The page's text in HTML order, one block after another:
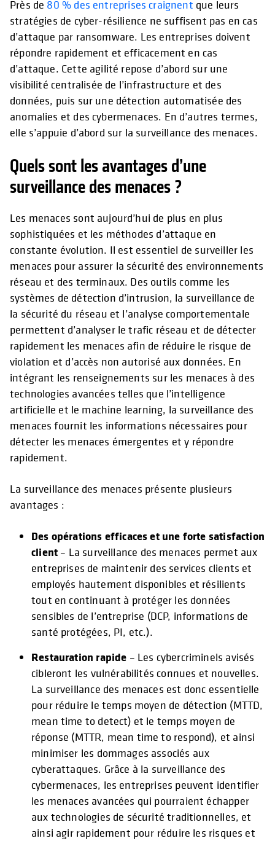
Près de 80 % des entreprises craignent que leurs
stratégies de cyber-résilience ne suffisent pas en cas
d’attaque par ransomware. Les entreprises doivent
répondre rapidement et efficacement en cas
d’attaque. Cette agilité repose d’abord sur une
visibilité centralisée de l’infrastructure et des
données, puis sur une détection automatisée des
anomalies et des cybermenaces. En d’autres termes,
elle s’appuie d’abord sur la surveillance des menaces.
Quels sont les avantages d’une
surveillance des menaces ?
Les menaces sont aujourd’hui de plus en plus
sophistiquées et les méthodes d’attaque en
constante évolution. Il est essentiel de surveiller les
menaces pour assurer la sécurité des environnements
réseau et des terminaux. Des outils comme les
systèmes de détection d’intrusion, la surveillance de
la sécurité du réseau et l’analyse comportementale
permettent d’analyser le trafic réseau et de détecter
rapidement les menaces afin de réduire le risque de
violation et d’accès non autorisé aux données. En
intégrant les renseignements sur les menaces à des
technologies avancées telles que l’intelligence
artificielle et le machine learning, la surveillance des
menaces fournit les informations nécessaires pour
détecter les menaces émergentes et y répondre
rapidement.
La surveillance des menaces présente plusieurs
avantages :
Des opérations efficaces et une forte satisfaction
client – La surveillance des menaces permet aux
entreprises de maintenir des services clients et
employés hautement disponibles et résilients
tout en continuant à protéger les données
sensibles de l’entreprise (DCP, informations de
santé protégées, PI, etc.).
Restauration rapide – Les cybercriminels avisés
cibleront les vulnérabilités connues et nouvelles.
La surveillance des menaces est donc essentielle
pour réduire le temps moyen de détection (MTTD,
mean time to detect) et le temps moyen de
réponse (MTTR, mean time to respond), et ainsi
minimiser les dommages associés aux
cyberattaques. Grâce à la surveillance des
cybermenaces, les entreprises peuvent identifier
les menaces avancées qui pourraient échapper
aux technologies de sécurité traditionnelles, et
ainsi agir rapidement pour réduire les risques et